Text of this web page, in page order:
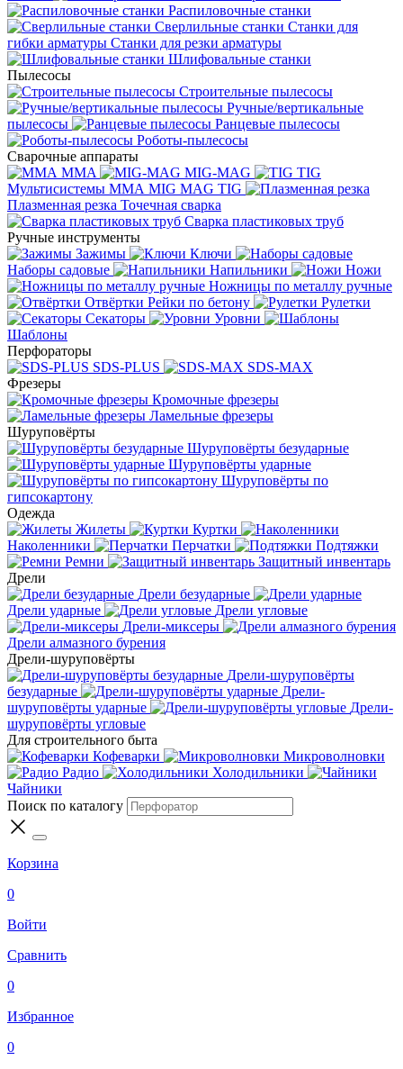
Распиловочные станки
Сверлильные станки Станки для
гибки арматуры Станки для резки арматуры
Шлифовальные станки
Пылесосы
Строительные пылесосы
Ручные/вертикальные
пылесосы
Ранцевые пылесосы
Роботы-пылесосы
Сварочные аппараты
MMA
MIG-MAG
TIG
Мультисистемы ММА MIG MAG TIG
Плазменная резка Точечная сварка
Cварка пластиковых труб
Ручные инструменты
Зажимы
Ключи
Наборы садовые
Напильники
Ножи
Ножницы по металлу ручные
Отвёртки Рейки по бетону
Рулетки
Секаторы
Уровни
Шаблоны
Перфораторы
SDS-PLUS
SDS-MAX
Фрезеры
Кромочные фрезеры
Ламельные фрезеры
Шуруповёрты
Шуруповёрты безударные
Шуруповёрты ударные
Шуруповёрты по
гипсокартону
Одежда
Жилеты
Куртки
Наколенники
Перчатки
Подтяжки
Ремни
Защитный инвентарь
Дрели
Дрели безударные
Дрели ударные
Дрели угловые
Дрели-миксеры
Дрели алмазного бурения
Дрели-шуруповёрты
Дрели-шуруповёрты
безударные
Дрели-
шуруповёрты ударные
Дрели-
шуруповёрты угловые
Для строительного быта
Кофеварки
Микроволновки
Радио
Холодильники
Чайники
Поиск по каталогу
Корзина
0
Войти
Сравнить
0
Избранное
0